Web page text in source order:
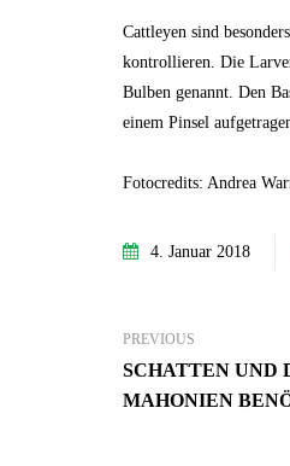
Cattleyen sind
kontrollieren. Die
Bulben genannt. Den
einem Pinsel
Fotocredits: Andrea
4. Januar 2018
PREVIOUS
SCHATTEN UND
MAHONIEN
so